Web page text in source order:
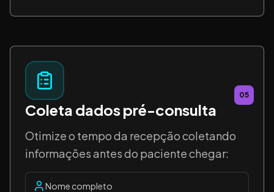
05
Coleta dados pré-consulta
Otimize o tempo da recepção coletando
informações antes do paciente chegar:
Nome completo